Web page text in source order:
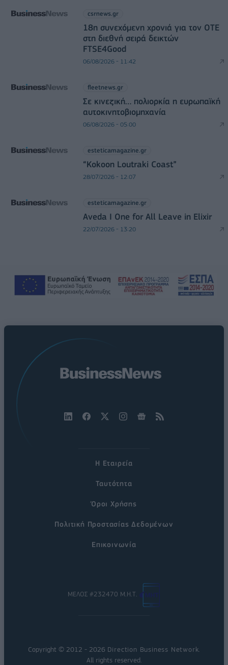
csrnews.gr
18η συνεχόμενη χρονιά για τον ΟΤΕ
στη διεθνή σειρά δεικτών
FTSE4Good
06/08/2026 - 11:42
fleetnews.gr
Σε κινεζική… πολιορκία η ευρωπαϊκή
αυτοκινητοβιομηχανία
06/08/2026 - 05:00
esteticamagazine.gr
“Kokoon Loutraki Coast”
28/07/2026 - 12:07
esteticamagazine.gr
Aveda I One for All Leave in Elixir
22/07/2026 - 13:20
Η Εταιρεία
Ταυτότητα
Όροι Χρήσης
Πολιτική Προστασίας Δεδομένων
Επικοινωνία
ΜΕΛΟΣ #232470 Μ.Η.Τ.
Copyright © 2012 - 2026 Direction Business Network
All rights reserved.